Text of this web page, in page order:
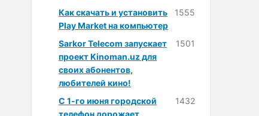
Как скачать и установить
Play Market на компьютер
1555
Sarkor Telecom запускает
проект Kinoman.uz для
своих абонентов,
любителей кино!
1501
С 1-го июня городской
телефон дорожает
1432